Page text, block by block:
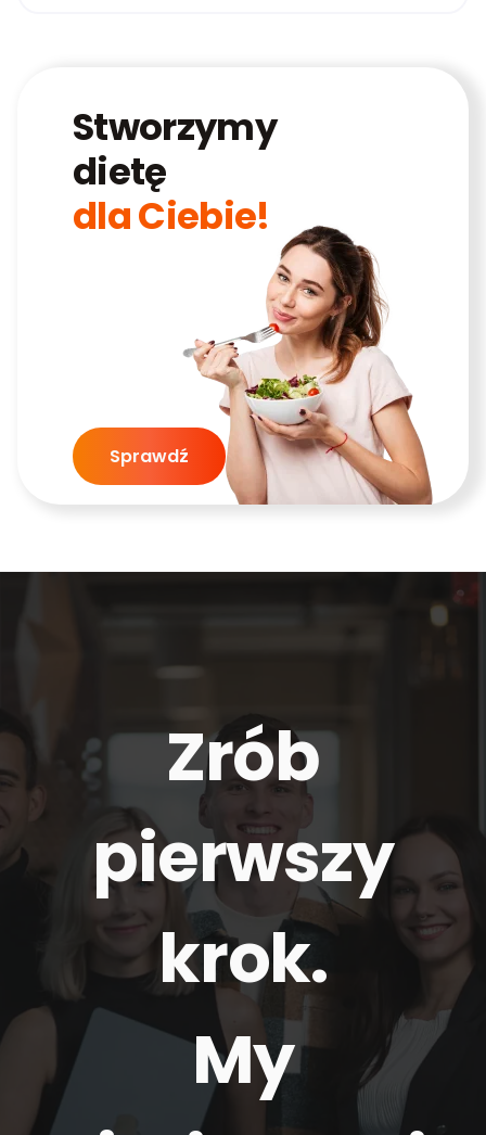
Stworzymy
dietę
dla Ciebie!
Sprawdź
Zrób
pierwszy
krok.
My